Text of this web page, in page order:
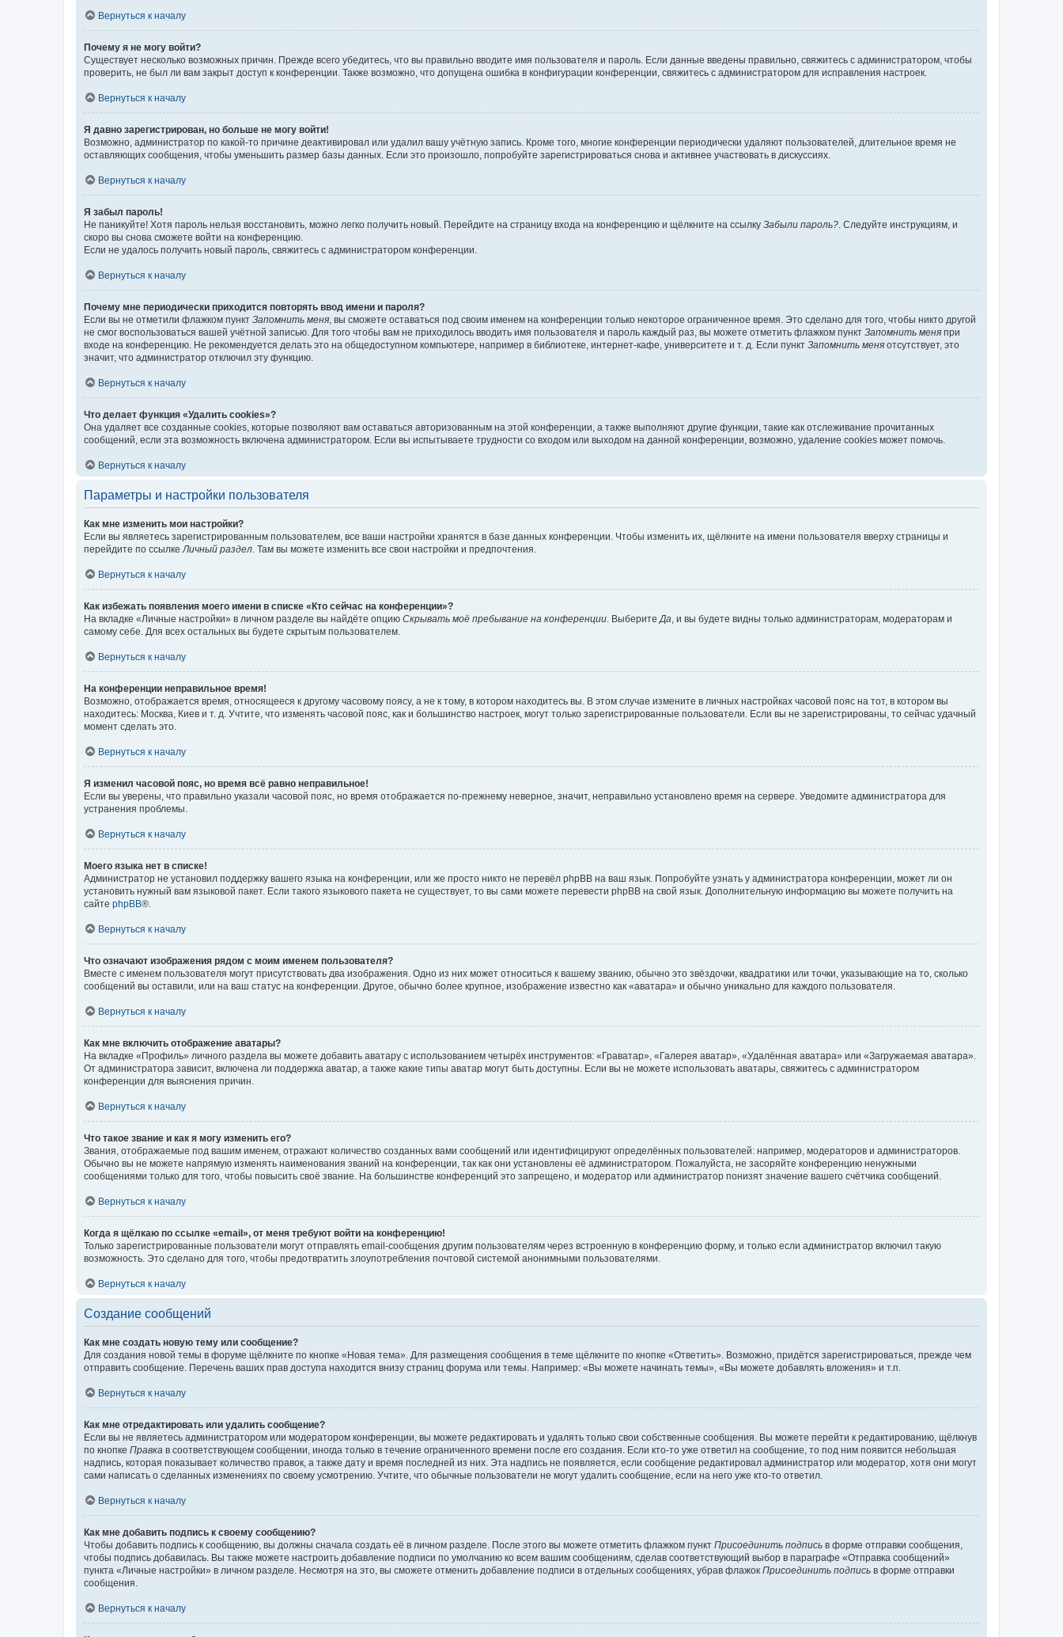
Вернуться к началу
Почему я не могу войти?
Существует несколько возможных причин. Прежде всего убедитесь, что вы правильно вводите имя пользователя и пароль. Если данные введены правильно, свяжитесь с администратором, чтобы
проверить, не был ли вам закрыт доступ к конференции. Также возможно, что допущена ошибка в конфигурации конференции, свяжитесь с администратором для исправления настроек.
Вернуться к началу
Я давно зарегистрирован, но больше не могу войти!
Возможно, администратор по какой-то причине деактивировал или удалил вашу учётную запись. Кроме того, многие конференции периодически удаляют пользователей, длительное время не
оставляющих сообщения, чтобы уменьшить размер базы данных. Если это произошло, попробуйте зарегистрироваться снова и активнее участвовать в дискуссиях.
Вернуться к началу
Я забыл пароль!
Не паникуйте! Хотя пароль нельзя восстановить, можно легко получить новый. Перейдите на страницу входа на конференцию и щёлкните на ссылку Забыли пароль? . Следуйте инструкциям, и
скоро вы снова сможете войти на конференцию.
Если не удалось получить новый пароль, свяжитесь с администратором конференции.
Вернуться к началу
Почему мне периодически приходится повторять ввод имени и пароля?
Если вы не отметили флажком пункт Запомнить меня , вы сможете оставаться под своим именем на конференции только некоторое ограниченное время. Это сделано для того, чтобы никто другой
не смог воспользоваться вашей учётной записью. Для того чтобы вам не приходилось вводить имя пользователя и пароль каждый раз, вы можете отметить флажком пункт Запомнить меня при
входе на конференцию. Не рекомендуется делать это на общедоступном компьютере, например в библиотеке, интернет-кафе, университете и т. д. Если пункт Запомнить меня отсутствует, это
значит, что администратор отключил эту функцию.
Вернуться к началу
Что делает функция «Удалить cookies»?
Она удаляет все созданные cookies, которые позволяют вам оставаться авторизованным на этой конференции, а также выполняют другие функции, такие как отслеживание прочитанных
сообщений, если эта возможность включена администратором. Если вы испытываете трудности со входом или выходом на данной конференции, возможно, удаление cookies может помочь.
Вернуться к началу
Параметры и настройки пользователя
Как мне изменить мои настройки?
Если вы являетесь зарегистрированным пользователем, все ваши настройки хранятся в базе данных конференции. Чтобы изменить их, щёлкните на имени пользователя вверху страницы и
перейдите по ссылке Личный раздел . Там вы можете изменить все свои настройки и предпочтения.
Вернуться к началу
Как избежать появления моего имени в списке «Кто сейчас на конференции»?
На вкладке «Личные настройки» в личном разделе вы найдёте опцию Скрывать моё пребывание на конференции . Выберите Да , и вы будете видны только администраторам, модераторам и
самому себе. Для всех остальных вы будете скрытым пользователем.
Вернуться к началу
На конференции неправильное время!
Возможно, отображается время, относящееся к другому часовому поясу, а не к тому, в котором находитесь вы. В этом случае измените в личных настройках часовой пояс на тот, в котором вы
находитесь: Москва, Киев и т. д. Учтите, что изменять часовой пояс, как и большинство настроек, могут только зарегистрированные пользователи. Если вы не зарегистрированы, то сейчас удачный
момент сделать это.
Вернуться к началу
Я изменил часовой пояс, но время всё равно неправильное!
Если вы уверены, что правильно указали часовой пояс, но время отображается по-прежнему неверное, значит, неправильно установлено время на сервере. Уведомите администратора для
устранения проблемы.
Вернуться к началу
Моего языка нет в списке!
Администратор не установил поддержку вашего языка на конференции, или же просто никто не перевёл phpBB на ваш язык. Попробуйте узнать у администратора конференции, может ли он
установить нужный вам языковой пакет. Если такого языкового пакета не существует, то вы сами можете перевести phpBB на свой язык. Дополнительную информацию вы можете получить на
сайте phpBB®.
Вернуться к началу
Что означают изображения рядом с моим именем пользователя?
Вместе с именем пользователя могут присутствовать два изображения. Одно из них может относиться к вашему званию, обычно это звёздочки, квадратики или точки, указывающие на то, сколько
сообщений вы оставили, или на ваш статус на конференции. Другое, обычно более крупное, изображение известно как «аватара» и обычно уникально для каждого пользователя.
Вернуться к началу
Как мне включить отображение аватары?
На вкладке «Профиль» личного раздела вы можете добавить аватару с использованием четырёх инструментов: «Граватар», «Галерея аватар», «Удалённая аватара» или «Загружаемая аватара».
От администратора зависит, включена ли поддержка аватар, а также какие типы аватар могут быть доступны. Если вы не можете использовать аватары, свяжитесь с администратором
конференции для выяснения причин.
Вернуться к началу
Что такое звание и как я могу изменить его?
Звания, отображаемые под вашим именем, отражают количество созданных вами сообщений или идентифицируют определённых пользователей: например, модераторов и администраторов.
Обычно вы не можете напрямую изменять наименования званий на конференции, так как они установлены её администратором. Пожалуйста, не засоряйте конференцию ненужными
сообщениями только для того, чтобы повысить своё звание. На большинстве конференций это запрещено, и модератор или администратор понизят значение вашего счётчика сообщений.
Вернуться к началу
Когда я щёлкаю по ссылке «email», от меня требуют войти на конференцию!
Только зарегистрированные пользователи могут отправлять email-сообщения другим пользователям через встроенную в конференцию форму, и только если администратор включил такую
возможность. Это сделано для того, чтобы предотвратить злоупотребления почтовой системой анонимными пользователями.
Вернуться к началу
Создание сообщений
Как мне создать новую тему или сообщение?
Для создания новой темы в форуме щёлкните по кнопке «Новая тема». Для размещения сообщения в теме щёлкните по кнопке «Ответить». Возможно, придётся зарегистрироваться, прежде чем
отправить сообщение. Перечень ваших прав доступа находится внизу страниц форума или темы. Например: «Вы можете начинать темы», «Вы можете добавлять вложения» и т.п.
Вернуться к началу
Как мне отредактировать или удалить сообщение?
Если вы не являетесь администратором или модератором конференции, вы можете редактировать и удалять только свои собственные сообщения. Вы можете перейти к редактированию, щёлкнув
по кнопке Правка в соответствующем сообщении, иногда только в течение ограниченного времени после его создания. Если кто-то уже ответил на сообщение, то под ним появится небольшая
надпись, которая показывает количество правок, а также дату и время последней из них. Эта надпись не появляется, если сообщение редактировал администратор или модератор, хотя они могут
сами написать о сделанных изменениях по своему усмотрению. Учтите, что обычные пользователи не могут удалить сообщение, если на него уже кто-то ответил.
Вернуться к началу
Как мне добавить подпись к своему сообщению?
Чтобы добавить подпись к сообщению, вы должны сначала создать её в личном разделе. После этого вы можете отметить флажком пункт Присоединить подпись в форме отправки сообщения,
чтобы подпись добавилась. Вы также можете настроить добавление подписи по умолчанию ко всем вашим сообщениям, сделав соответствующий выбор в параграфе «Отправка сообщений»
пункта «Личные настройки» в личном разделе. Несмотря на это, вы сможете отменить добавление подписи в отдельных сообщениях, убрав флажок Присоединить подпись в форме отправки
сообщения.
Вернуться к началу